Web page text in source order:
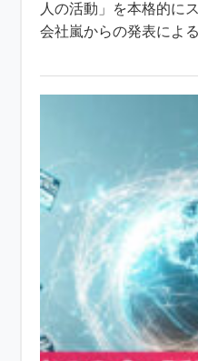
人の活動」を本格的に
会社嵐からの発表によ